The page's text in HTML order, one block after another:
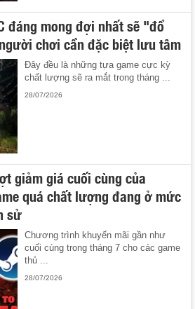
đáng mong đợi nhất sẽ "đổ
chơi cần đặc biệt lưu tâm
Đây đều là những tựa game cực kỳ
chất lượng sẽ ra mắt trong tháng ...
28/07/2026
giảm giá cuối cùng của
quá chất lượng đang ở mức
sử
Chương trình khuyến mãi gần như
cuối cùng trong tháng 7 cho các game
thủ ...
28/07/2026